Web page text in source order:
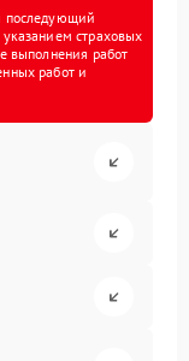
последующий
страховых
выполнения работ
работ и